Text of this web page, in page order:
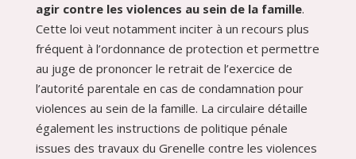
agir contre les violences au sein de la famille.
Cette loi veut notamment inciter à un recours plus
fréquent à l’ordonnance de protection et permettre
au juge de prononcer le retrait de l’exercice de
l’autorité parentale en cas de condamnation pour
violences au sein de la famille. La circulaire détaille
également les instructions de politique pénale
issues des travaux du Grenelle contre les violences